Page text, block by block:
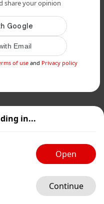
in...
Open
Continue
share your opinion
Email
of use and Privacy policy